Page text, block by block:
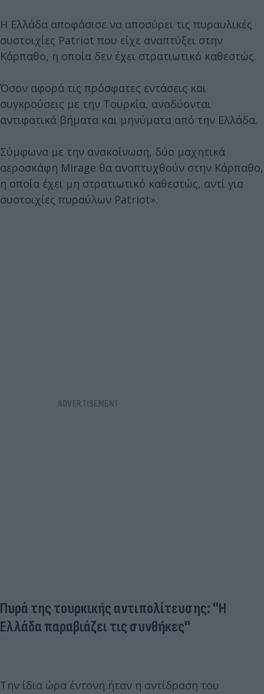
Η Ελλάδα αποφάσισε να αποσύρει τις πυραυλικές
συστοιχίες Patriot που είχε αναπτύξει στην
Κάρπαθο, η οποία δεν έχει στρατιωτικό καθεστώς.
Όσον αφορά τις πρόσφατες εντάσεις και
συγκρούσεις με την Τουρκία, αναδύονται
αντιφατικά βήματα και μηνύματα από την Ελλάδα.
Σύμφωνα με την ανακοίνωση, δύο μαχητικά
αεροσκάφη Mirage θα αναπτυχθούν στην Κάρπαθο,
η οποία έχει μη στρατιωτικό καθεστώς, αντί για
συστοιχίες πυραύλων Patriot».
Πυρά της τουρκικής αντιπολίτευσης: ''H
Eλλάδα παραβιάζει τις συνθήκες''
Την ίδια ώρα έντονη ήταν η αντίδραση του